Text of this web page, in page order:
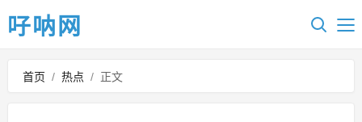
吇呐网
首页 / 热点 / 正文